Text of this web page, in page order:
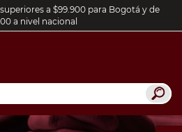
a $99.900 para Bogotá y de
a nivel nacional